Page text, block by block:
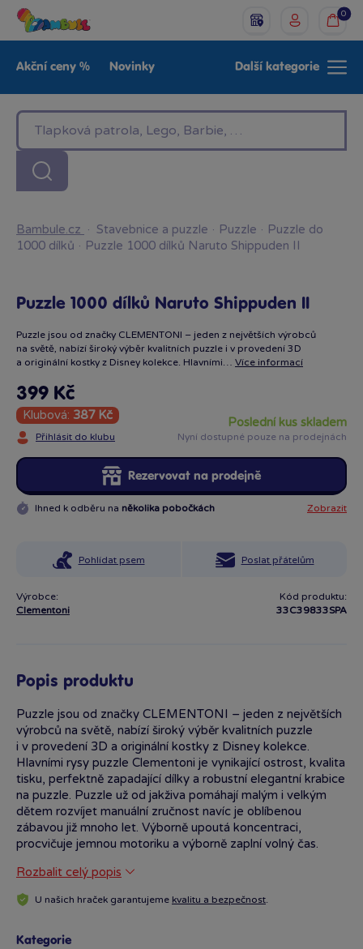
0
Akční ceny % Novinky
LEGO®
Baby Značky
Další kategorie
Bambule.cz · Stavebnice a puzzle · Puzzle · Puzzle do
1000 dílků · Puzzle 1000 dílků Naruto Shippuden II
Puzzle 1000 dílků Naruto Shippuden II
Puzzle jsou od značky CLEMENTONI – jeden z největších výrobců
na světě, nabízí široký výběr kvalitních puzzle i v provedení 3D
a originální kostky z Disney kolekce. Hlavními… Více informací
399 Kč
Klubová: 387 Kč
Přihlásit do klubu
poslední kus skladem
Nyní dostupné pouze na prodejnách
Rezervovat na prodejně
Ihned k odběru na několika pobočkách Zobrazit
Pohlídat psem Poslat přátelům
Výrobce:
Clementoni
Kód produktu:
33C39833SPA
Popis produktu
Puzzle jsou od značky CLEMENTONI – jeden z největších
výrobců na světě, nabízí široký výběr kvalitních puzzle
i v provedení 3D a originální kostky z Disney kolekce.
Hlavními rysy puzzle Clementoni je vynikající ostrost, kvalita
tisku, perfektně zapadající dílky a robustní elegantní krabice
na puzzle. Puzzle už od jakživa pomáhají malým i velkým
dětem rozvíjet manuální zručnost navíc je oblíbenou
zábavou již mnoho let. Výborně upoutá koncentraci,
procvičuje jemnou motoriku a výborně zaplní volný čas.
V nabídce je velký výběr témat skládaček. Každé balení má
přesný počet dílků. Čím více dílků v balení, tím je hra
náročnější. Složené puzzle lze rozebrat a skládat
skládačky dekoraci do pokoje.
Rozbalit celý popis
U našich hraček garantujeme kvalitu a bezpečnost.
Kategorie